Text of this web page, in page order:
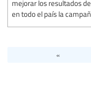
mejorar los resultados
en todo el país la
«